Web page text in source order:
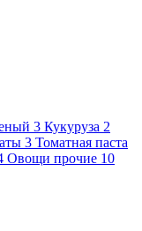
3 Кукуруза 2
3 Томатная паста
Овощи прочие 10